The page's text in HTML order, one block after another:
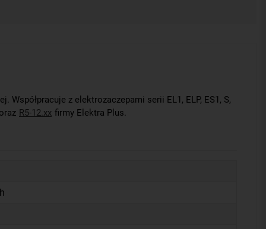
z elektrozaczepami serii EL1, ELP, ES1, S,
R5-12.xx firmy Elektra Plus.